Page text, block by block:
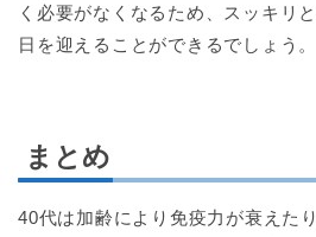
く必要がなくなるため、スッキリ
日を迎えることができるでしょう。
まとめ
40代は加齢により免疫力が衰えた